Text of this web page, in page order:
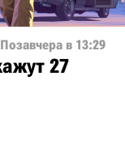
Позавчера в 13:29
27